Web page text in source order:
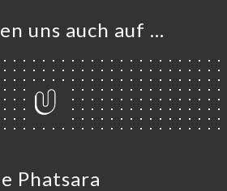
uns auch auf …
Phatsara